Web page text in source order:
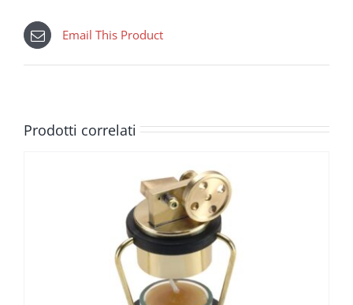
Email This Product
Prodotti correlati